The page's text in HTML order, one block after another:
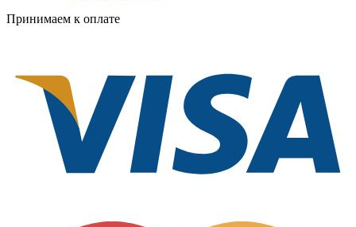
Принимаем к оплате